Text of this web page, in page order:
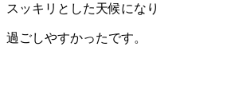
スッキリとした天候になり
過ごしやすかったです。